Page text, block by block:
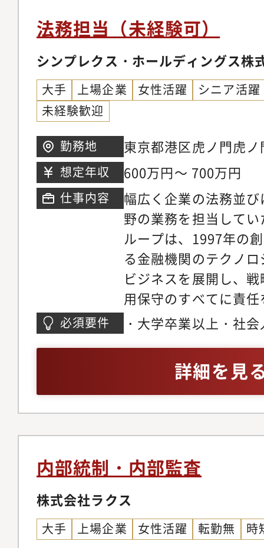
サポートが多いです
の被害者の方に寄り
者との信頼関係を構
【特徴】リンクスは
タッフで一緒に事務
所とは異なる独自の
所です。例えば、基
護士とリーガルスタ
チームワークで依頼
また、事務所会議や
拘束されるといった
所員が議論して考え
針等を決めていきま
気風で弁護士やリー
若いということもあ
い事務所です。
法務担当（未経験可）
シンプレクス・ホールディングス株
大手 上場企業 女性活躍
シニア活躍
未経験歓迎
勤務地
東京都港区虎ノ門虎
階
想定年収 600万円～ 700万円
仕事内容
幅広く企業の法務並
野の業務を担当して
ループは、1997年の
る金融機関のテクノ
ビジネスを展開し、
用保守のすべてに責
リューションを提供
ドルオフィスに向け
ムやリスク管理シス
者や暗号資産取引事
ムや個?向けトレーデ
保企業の基幹システ
くの実績を有してい
た金融機関のコア業
リティカルなシステ
ザー体験をもたらす
た豊富なノウハウが
必須要件
・大学卒業以上・社
んでいる方・受け身
務に取り組める方
詳細を見
内部統制・内部監査
株式会社ラクス
大手 上場企業 女性活躍 転勤無 時